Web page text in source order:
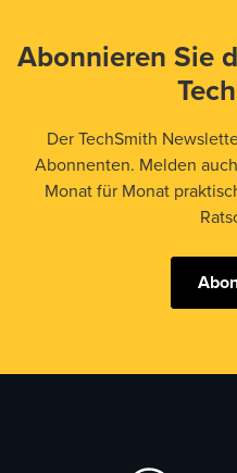
Abonnieren Sie
Der TechSmith
Abonnenten. Melden
Monat für Monat